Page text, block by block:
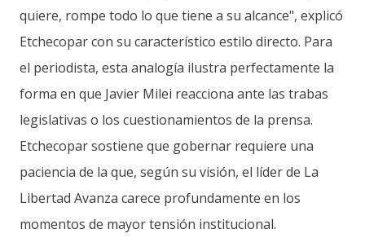
quiere, rompe todo lo que tiene a su alcance", explicó
Etchecopar con su característico estilo directo. Para
el periodista, esta analogía ilustra perfectamente la
forma en que Javier Milei reacciona ante las trabas
legislativas o los cuestionamientos de la prensa.
Etchecopar sostiene que gobernar requiere una
paciencia de la que, según su visión, el líder de La
Libertad Avanza carece profundamente en los
momentos de mayor tensión institucional.